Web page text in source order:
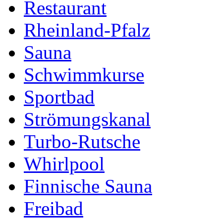
Restaurant
Rheinland-Pfalz
Sauna
Schwimmkurse
Sportbad
Strömungskanal
Turbo-Rutsche
Whirlpool
Finnische Sauna
Freibad